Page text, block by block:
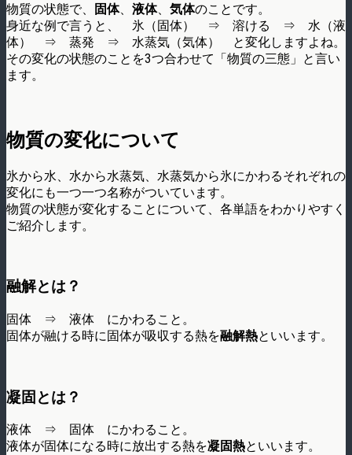
物質の状態で、 固体、 液体、 気体のことです。
身近な例で言うと、 氷（固体） ⇒ 溶ける ⇒ 水（液
体） ⇒ 蒸発 ⇒ 水蒸気（気体） と変化しますよね。
その変化の状態のことを3つ合わせて「物質の三態」と言い
ます。
物質の変化について
氷から水、水から水蒸気、水蒸気から氷にかわるそれぞれの
変化にも一つ一つ名称がついています。
物質の状態が変化することについて、各単語をわかりやすく
ご紹介します。
融解とは？
固体 ⇒ 液体 にかわること。
固体が融ける時に固体が吸収する熱を融解熱といいます。
凝固とは？
液体 ⇒ 固体 にかわること。
液体が固体になる時に放出する熱を凝固熱といいます。